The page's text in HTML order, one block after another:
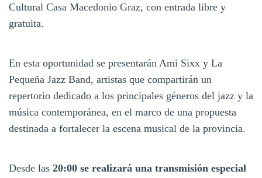
Cultural Casa Macedonio Graz, con entrada libre y
gratuita.
En esta oportunidad se presentarán Ami Sixx y La
Pequeña Jazz Band, artistas que compartirán un
repertorio dedicado a los principales géneros del jazz y la
música contemporánea, en el marco de una propuesta
destinada a fortalecer la escena musical de la provincia.
Desde las 20:00 se realizará una transmisión especial